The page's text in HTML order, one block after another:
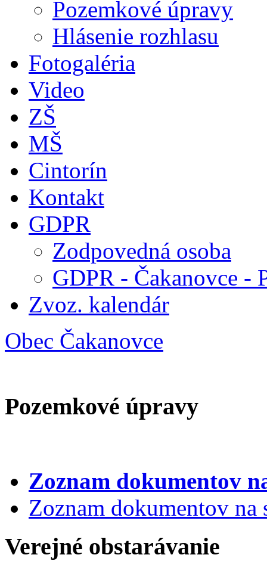
Pozemkové úpravy
Hlásenie rozhlasu
Fotogaléria
Video
ZŠ
MŠ
Cintorín
Kontakt
GDPR
Zodpovedná osoba
GDPR - Čakanovce -
Zvoz. kalendár
Obec Čakanovce
Pozemkové úpravy
Zoznam dokumentov
Zoznam dokumentov
Verejné obstarávanie